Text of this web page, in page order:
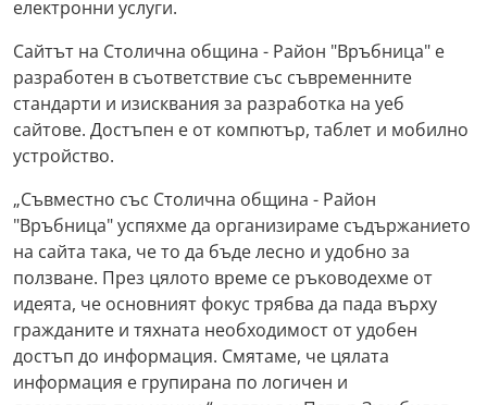
електронни услуги.
Сайтът на Столична община - Район "Връбница" е
разработен в съответствие със съвременните
стандарти и изисквания за разработка на уеб
сайтове. Достъпен е от компютър, таблет и мобилно
устройство.
„Съвместно със Столична община - Район
"Връбница" успяхме да организираме съдържанието
на сайта така, че то да бъде лесно и удобно за
ползване. През цялото време се ръководехме от
идеята, че основният фокус трябва да пада върху
гражданите и тяхната необходимост от удобен
достъп до информация. Смятаме, че цялата
информация е групирана по логичен и